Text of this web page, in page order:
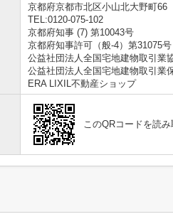
京都府京都市北区小山北大野町66
TEL:0120-075-102
京都府知事 (7) 第10043号
京都府知事許可（般-4）第31075号
公益社団法人全国宅地建物取引業
公益社団法人全国宅地建物取引業
ERA LIXIL不動産ショップ
このQRコードを読